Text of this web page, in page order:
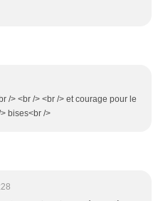
/> <br /> <br /> et courage pour le
bises<br />